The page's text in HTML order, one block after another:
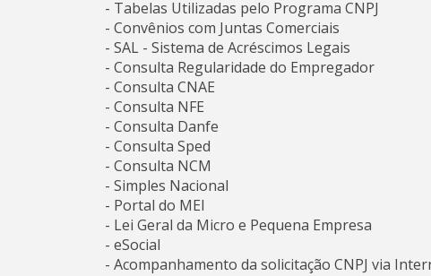
- Tabelas Utilizadas pelo Programa CNPJ
- Convênios com Juntas Comerciais
- SAL - Sistema de Acréscimos Legais
- Consulta Regularidade do Empregador
- Consulta CNAE
- Consulta NFE
- Consulta Danfe
- Consulta Sped
- Consulta NCM
- Simples Nacional
- Portal do MEI
- Lei Geral da Micro e Pequena Empresa
- eSocial
- Acompanhamento da solicitação CNPJ via